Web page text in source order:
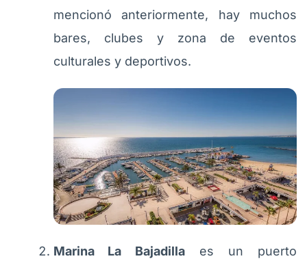
mencionó anteriormente, hay muchos
bares, clubes y zona de eventos
culturales y deportivos.
Marina La Bajadilla es un puerto